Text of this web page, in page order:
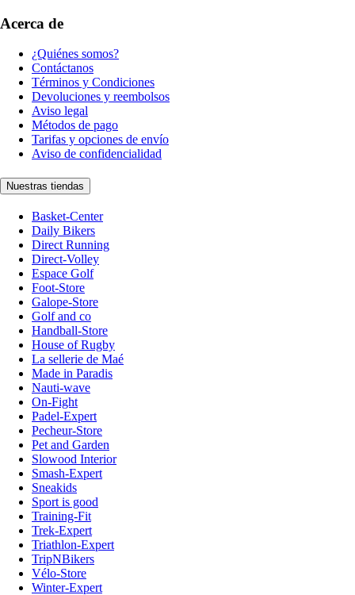
Acerca de
¿Quiénes somos?
Contáctanos
Términos y Condiciones
Devoluciones y reembolsos
Aviso legal
Métodos de pago
Tarifas y opciones de envío
Aviso de confidencialidad
Nuestras tiendas
Basket-Center
Daily Bikers
Direct Running
Direct-Volley
Espace Golf
Foot-Store
Galope-Store
Golf and co
Handball-Store
House of Rugby
La sellerie de Maé
Made in Paradis
Nauti-wave
On-Fight
Padel-Expert
Pecheur-Store
Pet and Garden
Slowood Interior
Smash-Expert
Sneakids
Sport is good
Training-Fit
Trek-Expert
Triathlon-Expert
TripNBikers
Vélo-Store
Winter-Expert